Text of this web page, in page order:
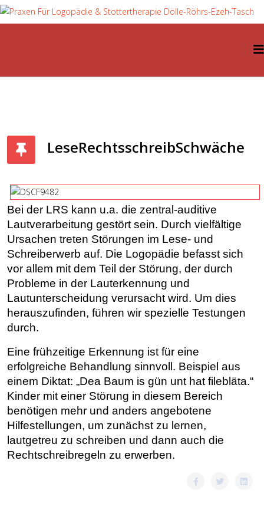
LeseRechtsschreibSchwäche
Bei der LRS kann u.a. die zentral-auditive
Lautverarbeitung gestört sein. Durch vielfältige
Ursachen treten Störungen im Lese- und
Schreiberwerb auf. Die Logopädie befasst sich
vor allem mit dem Teil der Störung, der durch
Probleme in der Lauterkennung und
Lautunterscheidung verursacht wird. Um dies
herauszufinden, führen wir spezielle Testungen
durch.
Eine frühzeitige Erkennung ist für eine
erfolgreiche Behandlung sinnvoll. Beispiel aus
einem Diktat: „Dea Baum is gün unt hat filebläta.“
Kinder mit einer Störung in diesem Bereich
benötigen mehr und anders angebotene
Hilfestellungen, um zunächst zu lernen,
lautgetreu zu schreiben und dann auch die
Rechtschreibregeln zu erwerben.